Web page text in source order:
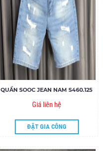
QUẦN SOOC JEAN NAM S460.125
Giá liên hệ
ĐẶT GIA CÔNG